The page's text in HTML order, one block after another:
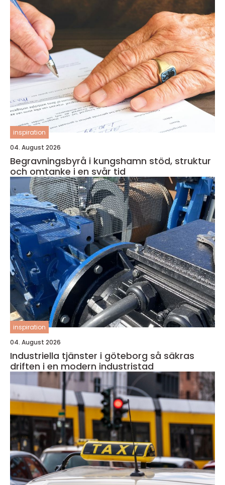
inspiration
04. August 2026
Begravningsbyrå i kungshamn stöd, struktur
och omtanke i en svår tid
inspiration
04. August 2026
Industriella tjänster i göteborg så säkras
driften i en modern industristad